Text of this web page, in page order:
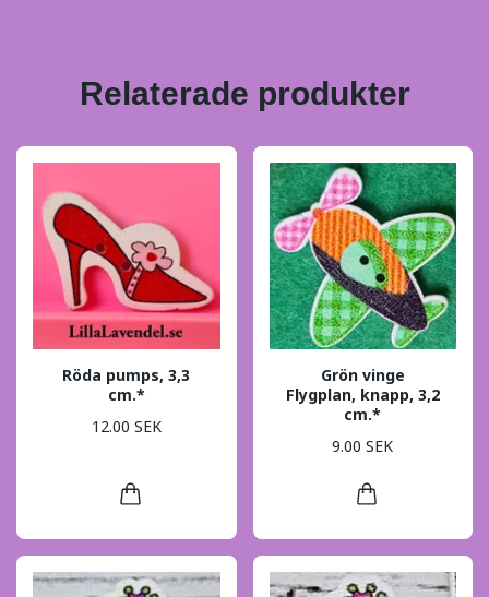
Relaterade produkter
Röda pumps, 3,3
cm.*
12.00 SEK
Grön vinge
Flygplan, knapp, 3,2
cm.*
9.00 SEK